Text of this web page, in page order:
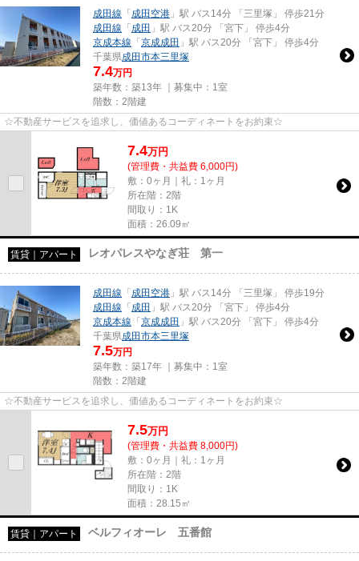
成田線 「成田空港 」駅 バス14分 「三里塚」 停歩21分
成田線 「成田 」駅 バス20分 「宮下」 停歩4分
京成本線 「京成成田 」駅 バス20分 「宮下」 停歩4分
千葉県成田市本三里塚
7.4万円
築年数：築13年 ｜募集中： 1室
階数：2階建
☆不動産サービスを追求し、価値あるコーディネートをお約束☆
7.4万円
(管理費・共益費 6,000円)
敷：0ヶ月｜礼：1ヶ月
所在階：2階
間取り：1K
面積：26.09㎡
賃貸｜アパート レオパレスやなぎ荘 第一
成田線 「成田空港 」駅 バス14分 「三里塚」 停歩19分
成田線 「成田 」駅 バス20分 「宮下」 停歩4分
京成本線 「京成成田 」駅 バス20分 「宮下」 停歩4分
千葉県成田市本三里塚
7.5万円
築年数：築17年 ｜募集中： 1室
階数：2階建
☆不動産サービスを追求し、価値あるコーディネートをお約束☆
7.5万円
(管理費・共益費 8,000円)
敷：0ヶ月｜礼：1ヶ月
所在階：2階
間取り：1K
面積：28.15㎡
賃貸｜アパート ベルフィオーレ 五番館